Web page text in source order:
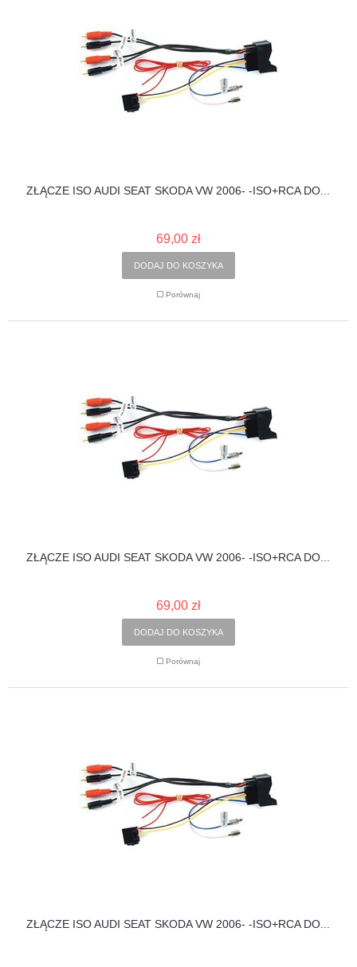
ZŁĄCZE ISO AUDI SEAT SKODA VW 2006- -ISO+RCA DO...
69,00 zł
DODAJ DO KOSZYKA
Porównaj
ZŁĄCZE ISO AUDI SEAT SKODA VW 2006- -ISO+RCA DO...
69,00 zł
DODAJ DO KOSZYKA
Porównaj
ZŁĄCZE ISO AUDI SEAT SKODA VW 2006- -ISO+RCA DO...